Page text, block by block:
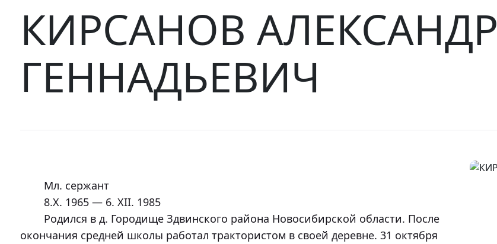
КИРСАНОВ АЛЕКСАНДР
ГЕННАДЬЕВИЧ
окончания средней школы работал трактористом в своей деревне. 31 октября